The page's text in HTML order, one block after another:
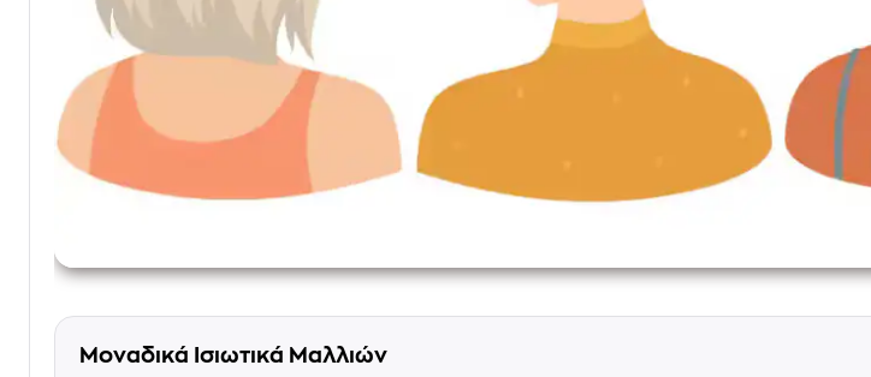
Μοναδικά Ισιωτικά Μαλλιών